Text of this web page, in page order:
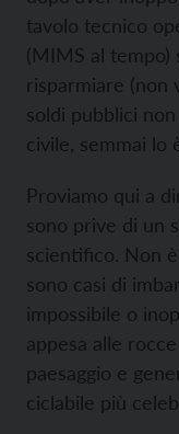
tavolo tecnico
(MIMS al tempo)
risparmiare (non
soldi pubblici
civile, semmai lo
Proviamo qui a
sono prive di un
scientifico. Non
sono casi di
impossibile o
appesa alle
paesaggio e
ciclabile più